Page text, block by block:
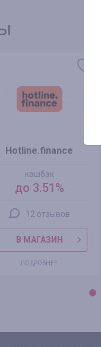
Hotline.finance
кэшбэк
до 3.51%
12 отзывов
В МАГАЗИН
ПОДРОБНЕЕ